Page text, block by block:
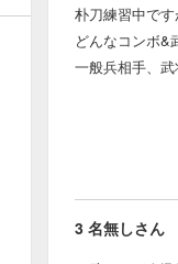
朴刀練習中で
どんなコンボ&
一般兵相手、
3 名無しさん